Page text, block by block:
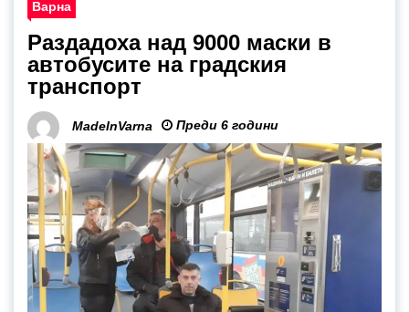
Варна
Раздадоха над 9000 маски в
автобусите на градския
транспорт
MadeInVarna Преди 6 години